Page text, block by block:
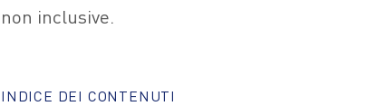
non inclusive.
INDICE DEI CONTENUTI